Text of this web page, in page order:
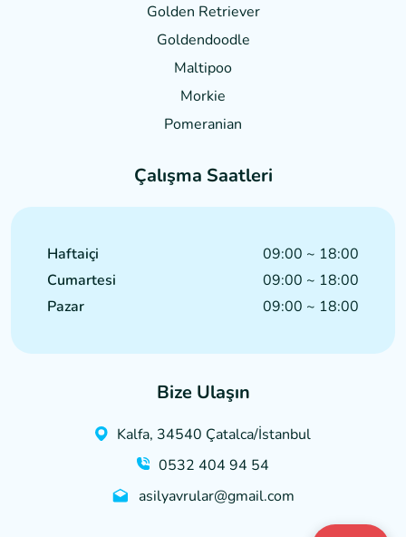
Golden Retriever
Goldendoodle
Maltipoo
Morkie
Pomeranian
Çalışma Saatleri
Haftaiçi
09:00 ~ 18:00
Cumartesi
09:00 ~ 18:00
Pazar
09:00 ~ 18:00
Bize Ulaşın
Kalfa, 34540 Çatalca/İstanbul
0532 404 94 54
asilyavrular@gmail.com